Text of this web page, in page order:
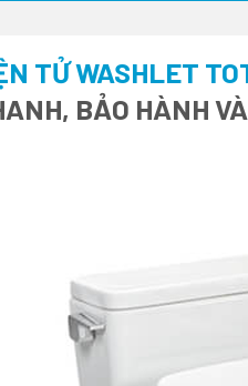
TỬ WASHLET
BẢO HÀNH